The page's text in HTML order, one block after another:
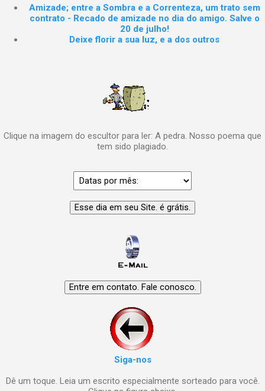
Amizade; entre a Sombra e a Correnteza, um trato sem
contrato - Recado de amizade no dia do amigo. Salve o
20 de julho!
Deixe florir a sua luz, e a dos outros
Clique na imagem do escultor para ler: A pedra. Nosso poema que
tem sido plagiado.
Siga-nos
Dê um toque. Leia um escrito especialmente sorteado para você.